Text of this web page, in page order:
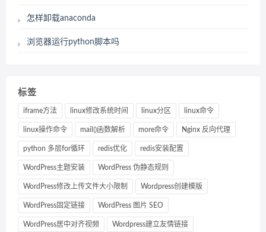
怎样卸载anaconda
浏览器运行python脚本吗
标签
iframe方法 linux修改系统时间 linux分区 linux命令
linux操作命令 mail()函数解析 more命令 Nginx 反向代理
python 多层for循环 redis优化 redis安装配置
WordPress主题安装 WordPress 伪静态规则
WordPress修改上传文件大小限制 Wordpress创建模版
WordPress固定链接 WordPress 图片 SEO
WordPress居中对齐视频 Wordpress建立友情链接